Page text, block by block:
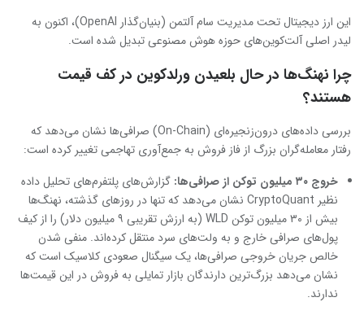
این ارز دیجیتال تحت مدیریت سام آلتمن (بنیان‌گذار OpenAI)، اکنون به
لیدر اصلی آلت‌کوین‌های حوزه هوش مصنوعی تبدیل شده است.
چرا نهنگ‌ها در حال بلعیدن ورلدکوین در کف قیمت
هستند؟
بررسی داده‌های درون‌زنجیره‌ای (On-Chain) صرافی‌ها نشان می‌دهد که
رفتار معامله‌گران بزرگ از فاز فروش به جمع‌آوری تهاجمی تغییر کرده است:
خروج ۳۰ میلیون توکن از صرافی‌ها:
گزارش‌های پلتفرم‌های تحلیل داده
نظیر CryptoQuant نشان می‌دهد که تنها در روزهای گذشته، نهنگ‌ها
بیش از ۳۰ میلیون توکن WLD (به ارزش تقریبی ۹ میلیون دلار) را از کیف
پول‌های صرافی خارج و به ولت‌های سرد منتقل کرده‌اند. منفی شدن
خالص جریان خروجی صرافی‌ها، یک سیگنال صعودی کلاسیک است که
نشان می‌دهد بزرگ‌ترین دارندگان بازار تمایلی به فروش در این قیمت‌ها
ندارند.